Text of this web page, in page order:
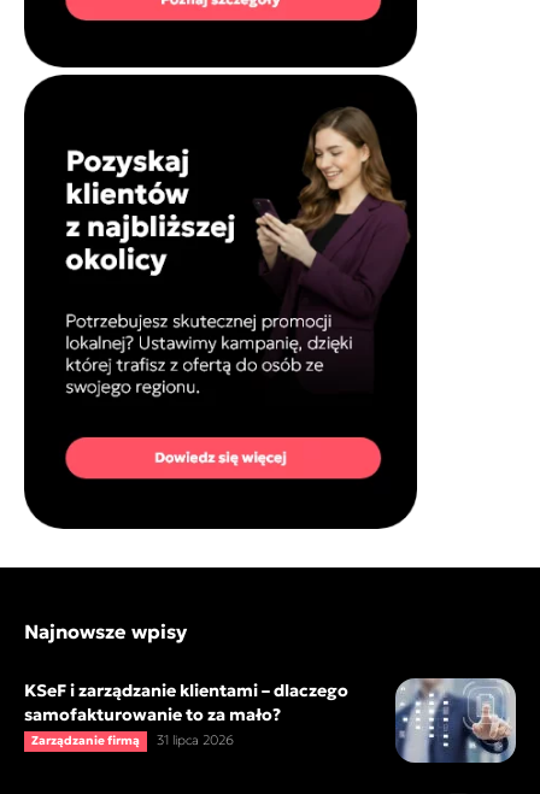
Najnowsze wpisy
KSeF i zarządzanie klientami – dlaczego
samofakturowanie to za mało?
Zarządzanie firmą 31 lipca 2026